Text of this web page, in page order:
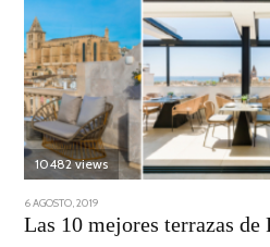
10482 views
POSTED
ON
6 AGOSTO, 2019
AGOSTO,
2019
Las 10 mejores terrazas de